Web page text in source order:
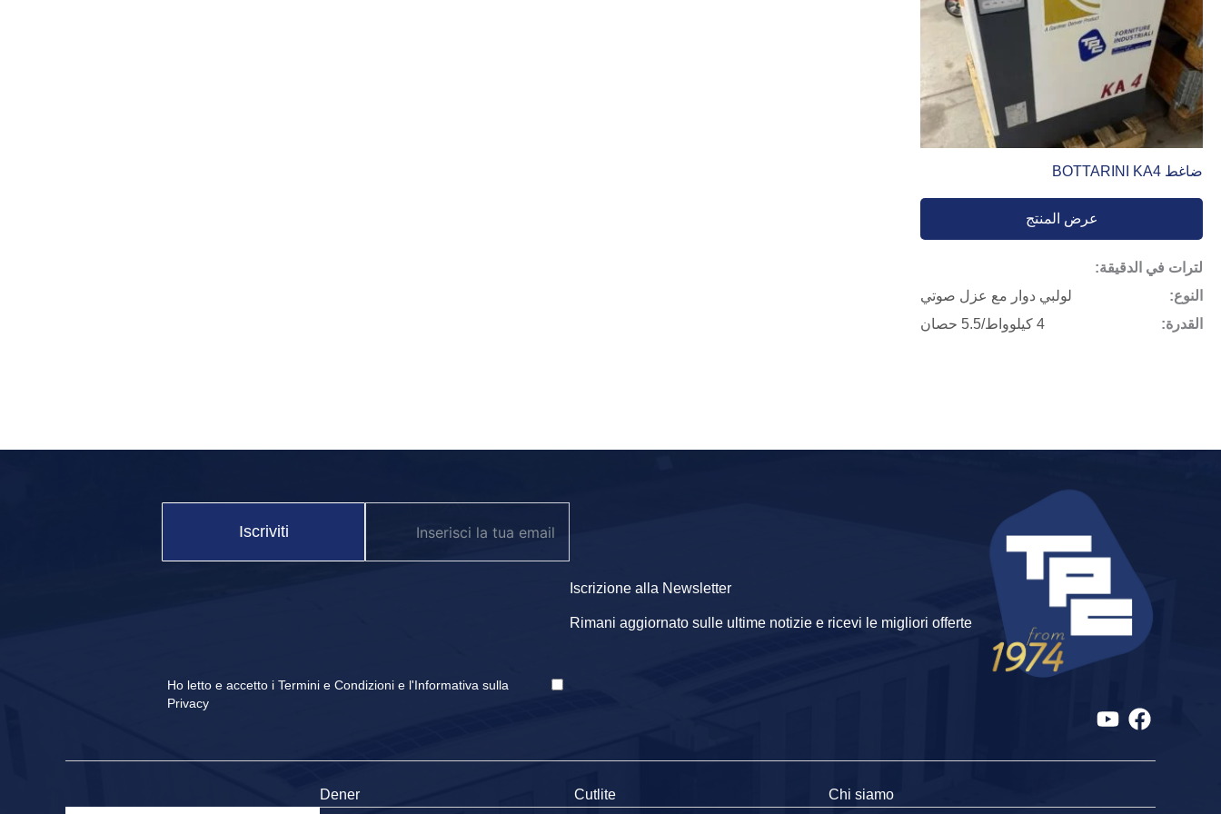
ضاغط BOTTARINI KA4
عرض المنتج
لترات في الدقيقة:
النوع:
لولبي دوار مع عزل صوتي
القدرة:
4 كيلوواط/5.5 حصان
Iscrizione alla Newsletter
Rimani aggiornato sulle ultime notizie e ricevi le migliori offerte
Iscriviti
Ho letto e accetto i Termini e Condizionie l'Informativa sulla
Privacy
Chi siamo
Cutlite
Dener